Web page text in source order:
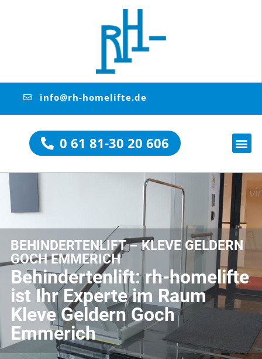
info@rh-homelifte.de
0 61 81-30 20 606
BEHINDERTENLIFT – KLEVE GELDERN
GOCH EMMERICH
Behindertenlift: rh-homelifte
ist Ihr Experte im Raum
Kleve Geldern Goch
Emmerich